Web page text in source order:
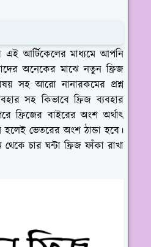
আর্টিকেলের মাধ্যমে আপনি
অনেকের মাঝে নতুন ফ্রিজ
সহ আরো নানারকমের প্রশ্ন
সহ কিভাবে ফ্রিজ ব্যবহার
ফ্রিজের বাইরের অংশ অর্থাৎ
ভেতরের অংশ ঠান্ডা হবে।
চার ঘন্টা ফ্রিজ ফাঁকা রাখা